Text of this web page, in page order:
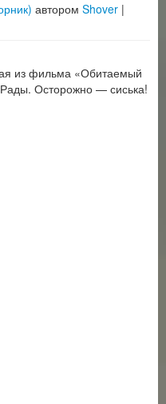
автором Shover |
из фильма «Обитаемый
Осторожно — сиська!